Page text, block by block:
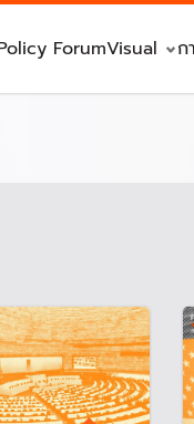
ForumVisual ก